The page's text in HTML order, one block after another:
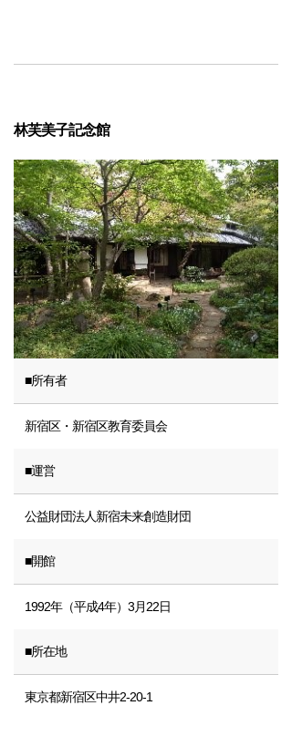
林芙美子記念館
■所有者
新宿区・新宿区教育委員会
■運営
公益財団法人新宿未来創造財団
■開館
1992年（平成4年）3月22日
■所在地
東京都新宿区中井2-20-1